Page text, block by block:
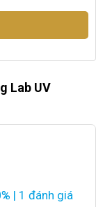
Lab UV
| 1 đánh giá